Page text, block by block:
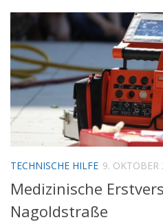
TECHNISCHE HILFE 9. OKTOBER
Medizinische
Nagoldstraße